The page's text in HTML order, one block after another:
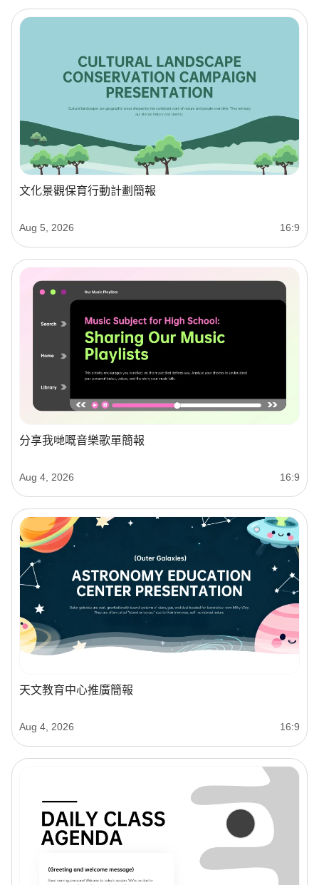
文化景觀保育行動計劃簡報
Aug 5, 2026 16:9
分享我哋嘅音樂歌單簡報
Aug 4, 2026 16:9
天文教育中心推廣簡報
Aug 4, 2026 16:9